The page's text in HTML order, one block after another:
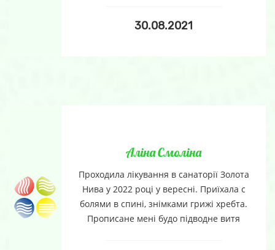
30.08.2021
Аліна Смоліна
Проходила лікування в санаторії Золота
Нива у 2022 році у вересні. Приїхала с
болями в спині, знімками грижі хребта.
Прописане мені будо підводне витя